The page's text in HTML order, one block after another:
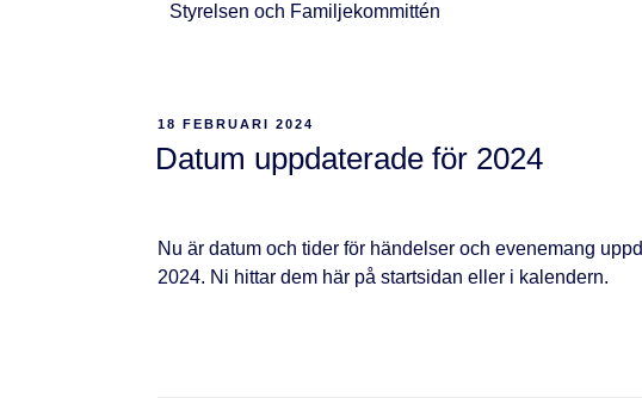
Styrelsen och Familjekommittén
18 FEBRUARI 2024
Datum uppdaterade för 2024
Nu är datum och tider för händelser och evenemang
2024. Ni hittar dem här på startsidan eller i kalendern.